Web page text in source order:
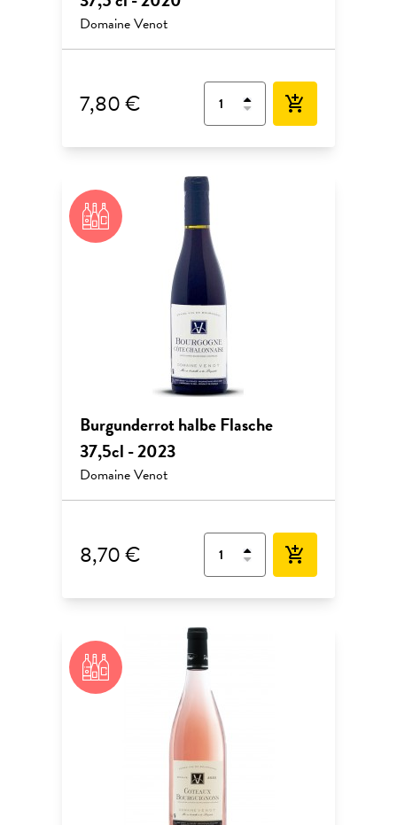
Domaine Venot
7,80 € add_shopping_cart
Burgunderrot halbe Flasche
37,5cl - 2023
Domaine Venot
8,70 € add_shopping_cart